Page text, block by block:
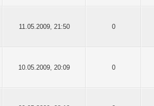
11.05.2009, 21:50 0
10.05.2009, 20:09 0